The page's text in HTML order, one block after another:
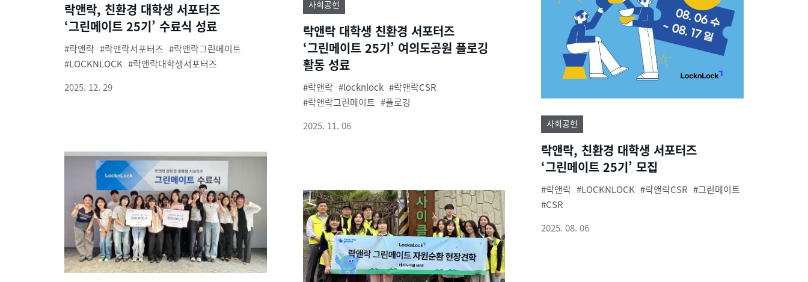
락앤락, 친환경 대학생 서포터즈
‘그린메이트 25기’ 수료식 성료
락앤락 락앤락서포터즈
락앤락그린메이트
LOCKNLOCK
락앤락대학생서포터즈
2025. 12. 29
사회공헌
락앤락 대학생 친환경 서포터즈
‘그린메이트 25기’ 여의도공원 플로깅
활동 성료
락앤락 locknlock
락앤락CSR
락앤락그린메이트
플로깅
2025. 11. 06
사회공헌
락앤락, 친환경 대학생 서포터즈
‘그린메이트 25기’ 모집
락앤락 LOCKNLOCK 락앤락CSR
그린메이트
CSR
2025. 08. 06